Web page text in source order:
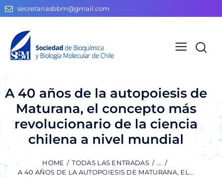
secretariasbbm@gmail.com
A 40 años de la autopoiesis de
Maturana, el concepto más
revolucionario de la ciencia
chilena a nivel mundial
HOME TODAS LAS ENTRADAS
...
A 40 AÑOS DE LA AUTOPOIESIS DE MATURANA, EL...